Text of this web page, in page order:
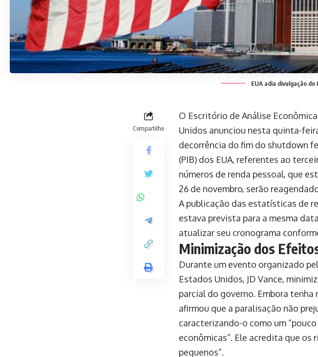
EUA adia divulgação do
Compartilhe
O Escritório de Análise
Unidos anunciou nesta quinta-
decorrência do fim do shutdown
(PIB) dos EUA, referentes ao
números de renda pessoal, que
26 de novembro, serão
A publicação das estatísticas de
estava prevista para a mesma
atualizar seu cronograma
Minimização dos
Durante um evento organizado
Estados Unidos, JD Vance,
parcial do governo. Embora
afirmou que a paralisação não
caracterizando-o como um
econômicas”. Ele acredita que
pequenos”.